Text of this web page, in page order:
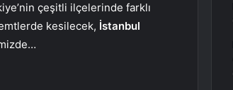
çeşitli ilçelerinde farklı
kesilecek, İstanbul